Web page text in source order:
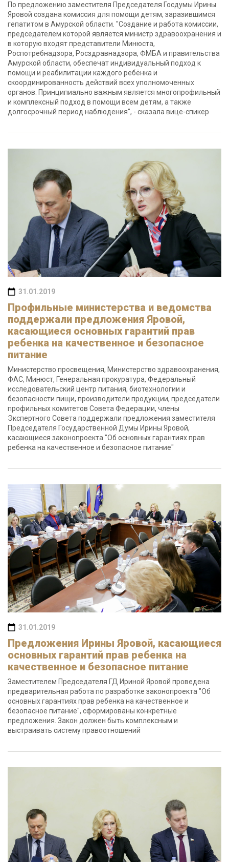
По предложению заместителя Председателя Госдумы Ирины
Яровой создана комиссия для помощи детям, заразившимся
гепатитом в Амурской области. "Создание и работа комиссии,
председателем которой является министр здравоохранения и
в которую входят представители Минюста,
Роспотребнадзора, Росздравнадзора, ФМБА и правительства
Амурской области, обеспечат индивидуальный подход к
помощи и реабилитации каждого ребёнка и
скоординированность действий всех уполномоченных
органов. Принципиально важным является многопрофильный
и комплексный подход в помощи всем детям, а также
долгосрочный период наблюдения", - сказала вице-спикер
31.01.2019
Профильные министерства и ведомства
поддержали предложения Яровой,
касающиеся основных гарантий прав
ребенка на качественное и безопасное
питание
Министерство просвещения, Министерство здравоохранения,
ФАС, Минюст, Генеральная прокуратура, Федеральный
исследовательский центр питания, биотехнологии и
безопасности пищи, производители продукции, председатели
профильных комитетов Совета Федерации, члены
Экспертного Совета поддержали предложения заместителя
Председателя Государственной Думы Ирины Яровой,
касающиеся законопроекта "Об основных гарантиях прав
ребенка на качественное и безопасное питание"
31.01.2019
Предложения Ирины Яровой, касающиеся
основных гарантий прав ребенка на
качественное и безопасное питание
Заместителем Председателя ГД Ириной Яровой проведена
предварительная работа по разработке законопроекта "Об
основных гарантиях прав ребенка на качественное и
безопасное питание", сформированы конкретные
предложения. Закон должен быть комплексным и
выстраивать систему правоотношений